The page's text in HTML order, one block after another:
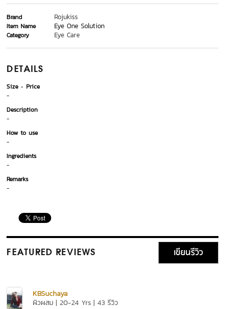
Brand Rojukiss
Item Name Eye One Solution
Category Eye Care
DETAILS
Size
Price
-
Description
-
How to use
-
Ingredients
-
Remarks
-
FEATURED REVIEWS เขียนรีวิว
KBSuchaya
ผิวผสม | 20-24 Yrs | 43 รีวิว